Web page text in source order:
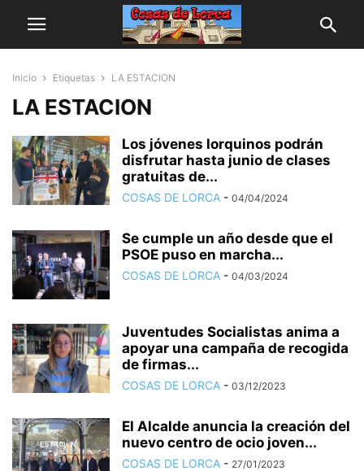
Inicio Etiquetas LA ESTACION
LA ESTACION
Los jóvenes lorquinos podrán
disfrutar hasta junio de clases
gratuitas de...
COSAS DE LORCA - 04/04/2024
Se cumple un año desde que el
PSOE puso en marcha...
COSAS DE LORCA - 04/03/2024
Juventudes Socialistas anima a
apoyar una campaña de recogida
de firmas...
COSAS DE LORCA - 03/12/2023
El Alcalde anuncia la creación del
nuevo centro de ocio joven...
COSAS DE LORCA - 27/01/2023